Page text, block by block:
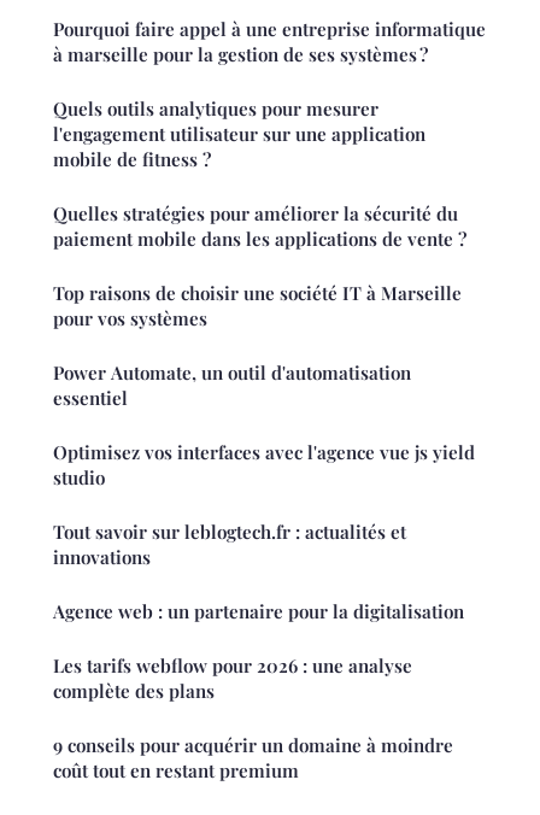
Pourquoi faire appel à une entreprise informatique
à marseille pour la gestion de ses systèmes ?
Quels outils analytiques pour mesurer
l'engagement utilisateur sur une application
mobile de fitness ?
Quelles stratégies pour améliorer la sécurité du
paiement mobile dans les applications de vente ?
Top raisons de choisir une société IT à Marseille
pour vos systèmes
Power Automate, un outil d'automatisation
essentiel
Optimisez vos interfaces avec l'agence vue js yield
studio
Tout savoir sur leblogtech.fr : actualités et
innovations
Agence web : un partenaire pour la digitalisation
Les tarifs webflow pour 2026 : une analyse
complète des plans
9 conseils pour acquérir un domaine à moindre
coût tout en restant premium